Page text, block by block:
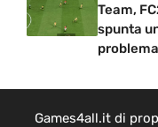
Team,
spunta
problema
Games4all.it di